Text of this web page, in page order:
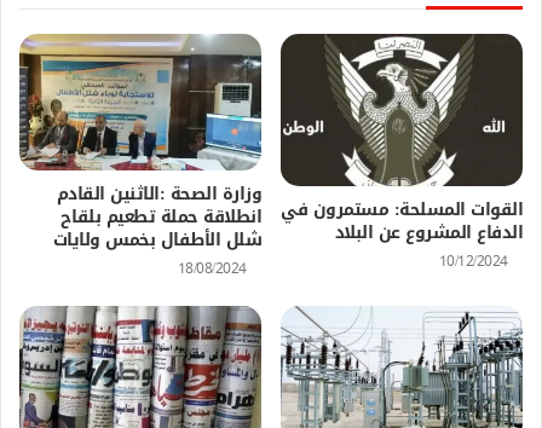
القوات المسلحة: مستمرون في
الدفاع المشروع عن البلاد
10/12/2024
وزارة الصحة :الاثنين القادم
انطلاقة حملة تطعيم بلقاح
شلل الأطفال بخمس ولايات
18/08/2024